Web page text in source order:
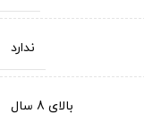
ندارد
بالای 8 سال